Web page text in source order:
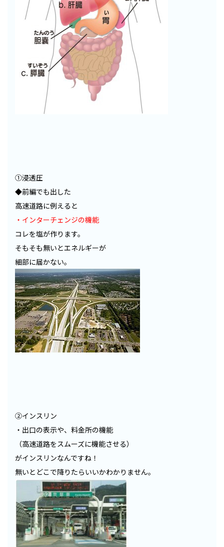
①浸透圧
◆前編でも出した
高速道路に例えると
・インターチェンジの機能
コレを塩が作ります。
そもそも無いとエネルギーが
細部に届かない。
②インスリン
・出口の表示や、料金所の機能
（高速道路をスムーズに機能させる）
がインスリンなんですね！
無いとどこで降りたらいいかわかりません。